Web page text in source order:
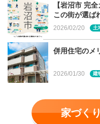
【岩沼市 完
この街が選ば
2026/02/20 土
併用住宅のメ
2026/01/30 建
家づく